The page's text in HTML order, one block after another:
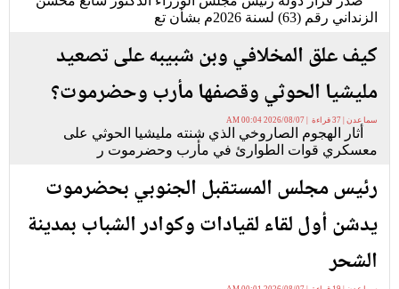
الزنداني رقم (63) لسنة 2026م بشأن تع
كيف علق المخلافي وبن شبيبه على تصعيد
مليشيا الحوثي وقصفها مأرب وحضرموت؟
سما عدن | 37 قراءة | 2026/08/07 00:04 AM
أثار الهجوم الصاروخي الذي شنته مليشيا الحوثي على
معسكري قوات الطوارئ في مأرب وحضرموت ر
رئيس مجلس المستقبل الجنوبي بحضرموت
يدشن أول لقاء لقيادات وكوادر الشباب بمدينة
الشحر